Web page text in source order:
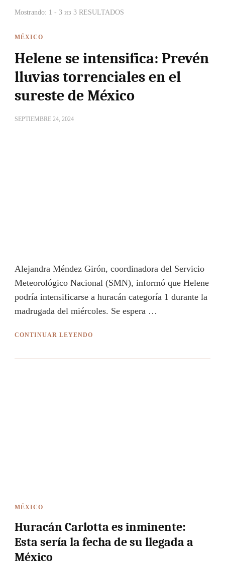
Mostrando: 1 - 3 из 3 RESULTADOS
MÉXICO
Helene se intensifica: Prevén
lluvias torrenciales en el
sureste de México
SEPTIEMBRE 24, 2024
Alejandra Méndez Girón, coordinadora del Servicio
Meteorológico Nacional (SMN), informó que Helene
podría intensificarse a huracán categoría 1 durante la
madrugada del miércoles. Se espera …
CONTINUAR LEYENDO
MÉXICO
Huracán Carlotta es inminente:
Esta sería la fecha de su llegada a
México